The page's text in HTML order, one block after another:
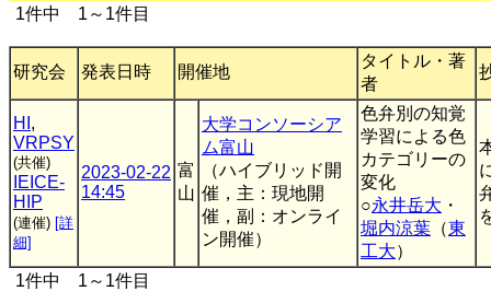
1件中 1～1件目
研究会 発表日時 開催地
タイトル・著
者
HI ,
VRPSY
(共催)
IEICE-
HIP
(連催) [詳
細]
2023-02-22
14:45
富
山
大学コンソーシア
ム富山
（ハイブリッド開
催，主：現地開
催，副：オンライ
ン開催）
色弁別の知覚
学習による色
カテゴリーの
変化
○永井岳大 ・
堀内涼葉 （東
工大）
1件中 1～1件目